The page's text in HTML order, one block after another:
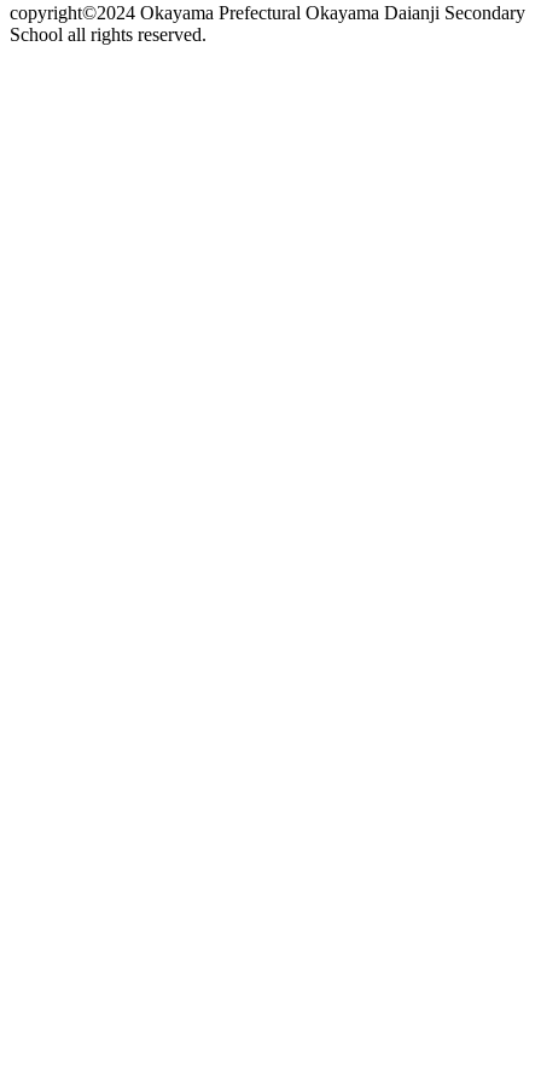
copyright©2024 Okayama Prefectural Okayama Daianji Secondary
School all rights reserved.